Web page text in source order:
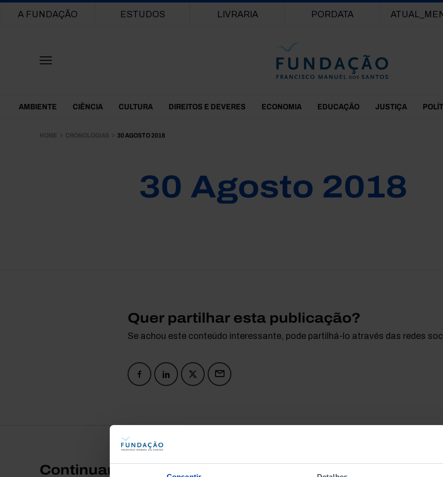
Main navigation
A FUNDAÇÃO ESTUDOS LIVRARIA PORDATA
Themes Menu
AMBIENTE CIÊNCIA CULTURA DIREITOS E DEVERES ECONOMIA EDUCAÇÃO JUSTIÇA
HOME CRONOLOGIAS 30 AGOSTO 2018
30 Agosto 2018
Quer partilhar esta publicação?
Se achou este conteúdo interessante, pode partilhá-lo através das redes
Continuar a pesquisar